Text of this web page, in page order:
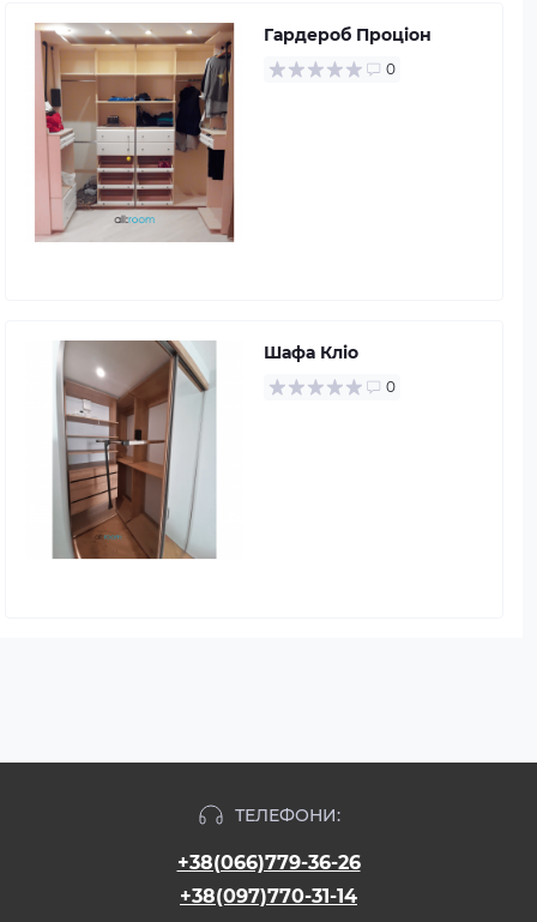
Гардероб Проціон
0
Шафа Кліо
0
ТЕЛЕФОНИ:
+38(066)779-36-26
+38(097)770-31-14